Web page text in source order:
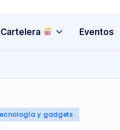
Cartelera Eventos
y gadgets